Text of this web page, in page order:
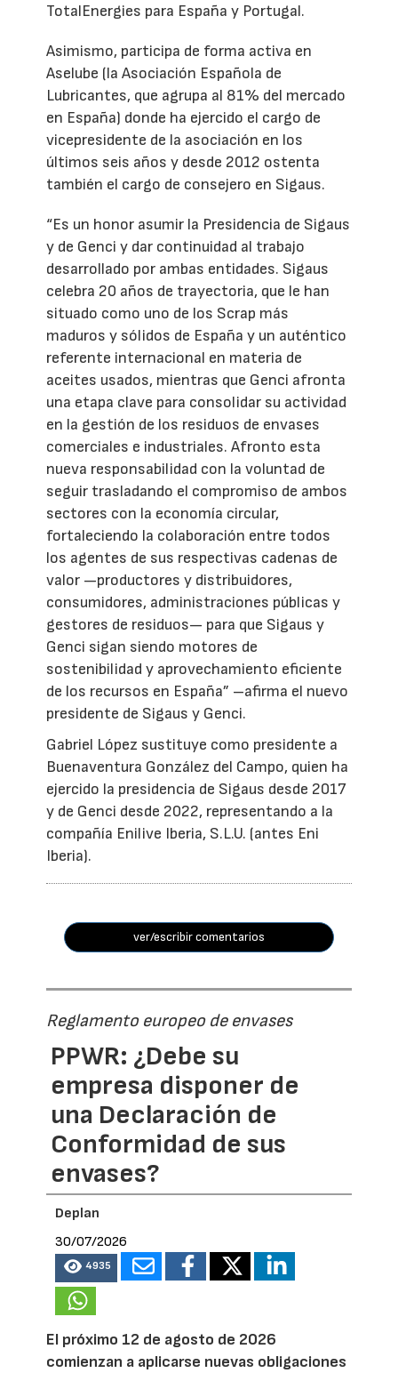
TotalEnergies para España y Portugal.
Asimismo, participa de forma activa en
Aselube (la Asociación Española de
Lubricantes, que agrupa al 81% del mercado
en España) donde ha ejercido el cargo de
vicepresidente de la asociación en los
últimos seis años y desde 2012 ostenta
también el cargo de consejero en Sigaus.
“Es un honor asumir la Presidencia de Sigaus
y de Genci y dar continuidad al trabajo
desarrollado por ambas entidades. Sigaus
celebra 20 años de trayectoria, que le han
situado como uno de los Scrap más
maduros y sólidos de España y un auténtico
referente internacional en materia de
aceites usados, mientras que Genci afronta
una etapa clave para consolidar su actividad
en la gestión de los residuos de envases
comerciales e industriales. Afronto esta
nueva responsabilidad con la voluntad de
seguir trasladando el compromiso de ambos
sectores con la economía circular,
fortaleciendo la colaboración entre todos
los agentes de sus respectivas cadenas de
valor —productores y distribuidores,
consumidores, administraciones públicas y
gestores de residuos— para que Sigaus y
Genci sigan siendo motores de
sostenibilidad y aprovechamiento eficiente
de los recursos en España” –afirma el nuevo
presidente de Sigaus y Genci.
Gabriel López sustituye como presidente a
Buenaventura González del Campo, quien ha
ejercido la presidencia de Sigaus desde 2017
y de Genci desde 2022, representando a la
compañía Enilive Iberia, S.L.U. (antes Eni
Iberia).
ver/escribir comentarios
Reglamento europeo de envases
PPWR: ¿Debe su
empresa disponer de
una Declaración de
Conformidad de sus
envases?
Deplan
30/07/2026
4935
El próximo 12 de agosto de 2026
comienzan a aplicarse nuevas obligaciones